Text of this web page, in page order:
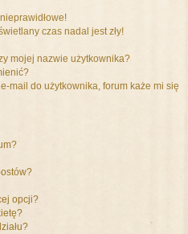
czas nadal jest zły!
mojej nazwie użytkownika?
mail do użytkownika, forum każe mi się
opcji?